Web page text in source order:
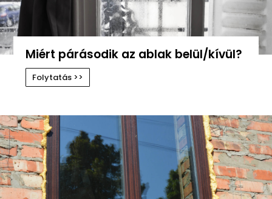
Miért párásodik az ablak belül/kívül?
Folytatás >>